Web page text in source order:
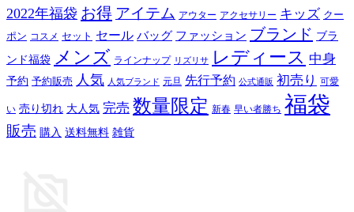
2022年福袋 お得 アイテム アウター アクセサリー キッズ クー
ポン コスメ セット セール バッグ ファッション ブランド ブラ
ンド福袋 メンズ ラインナップ リズリサ レディース 中身
予約 予約販売 人気 人気ブランド 元旦 先行予約 公式通販 初売り 可愛
い 売り切れ 大人気 完売 数量限定 新春 早い者勝ち 福袋
販売 購入 送料無料 雑貨